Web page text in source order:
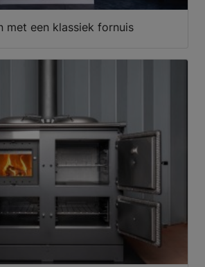
met een klassiek fornuis